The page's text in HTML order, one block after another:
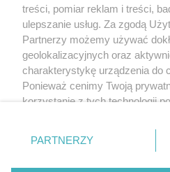
Informacje
Nasze
treści, pomiar reklam i treści,
ulepszanie usług. Za zgodą
Partnerzy możemy używać
geolokalizacyjnych oraz
charakterystykę urządzenia do
Ponieważ cenimy Twoją
korzystanie z tych technologii
zmienić/wycofać klikając
znajdujący się w lewym dolnym
rodzaje przetwarzania danych
PARTNERZY